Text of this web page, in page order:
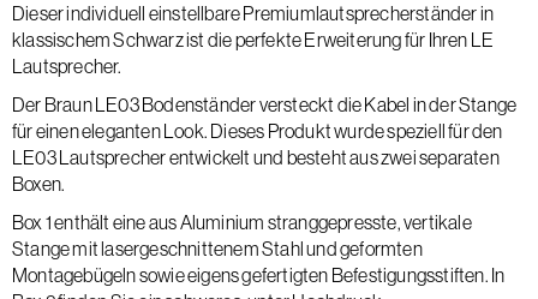
Dieser individuell einstellbare Premiumlautsprecherständer in
klassischem Schwarz ist die perfekte Erweiterung für Ihren LE
Lautsprecher.
Der Braun LE03 Bodenständer versteckt die Kabel in der Stange
für einen eleganten Look. Dieses Produkt wurde speziell für den
LE03 Lautsprecher entwickelt und besteht aus zwei separaten
Boxen.
Box 1 enthält eine aus Aluminium stranggepresste, vertikale
Stange mit lasergeschnittenem Stahl und geformten
Montagebügeln sowie eigens gefertigten Befestigungsstiften. In